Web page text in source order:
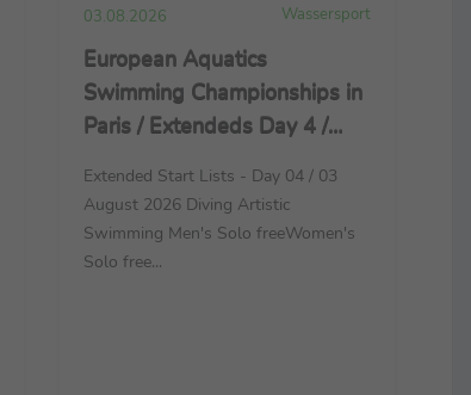
03.08.2026 Wassersport
European Aquatics
Swimming Championships in
Paris / Extendeds Day 4 /
Extended Start Lists - Day 04 / 03
August 2026 Diving Artistic
Swimming Men's Solo freeWomen's
Solo free...